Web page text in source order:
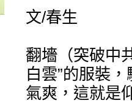
文/春生
翻墻（突破中
白雲”的服裝
氣爽，這就是